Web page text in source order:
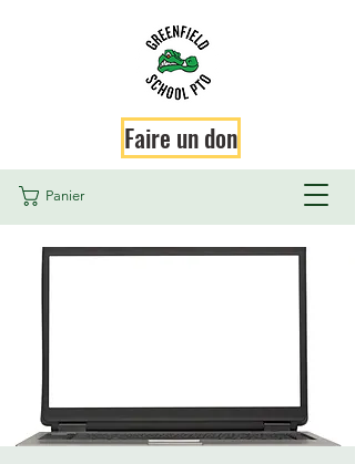
Panier
Faire un don